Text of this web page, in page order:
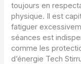
toujours en
physique. Il est
fatiguer
séances est
comme les
d’énergie Tech